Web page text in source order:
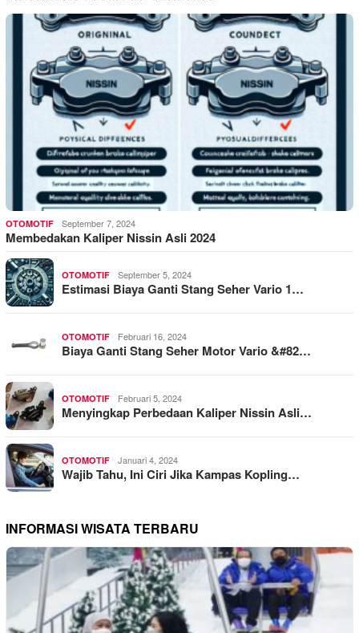
OTOMOTIF September 7, 2024
Membedakan Kaliper Nissin Asli 2024
OTOMOTIF September 5, 2024
Estimasi Biaya Ganti Stang Seher Vario 1…
OTOMOTIF Februari 16, 2024
Biaya Ganti Stang Seher Motor Vario &#82…
OTOMOTIF Februari 5, 2024
Menyingkap Perbedaan Kaliper Nissin Asli…
OTOMOTIF Januari 4, 2024
Wajib Tahu, Ini Ciri Jika Kampas Kopling…
INFORMASI WISATA TERBARU